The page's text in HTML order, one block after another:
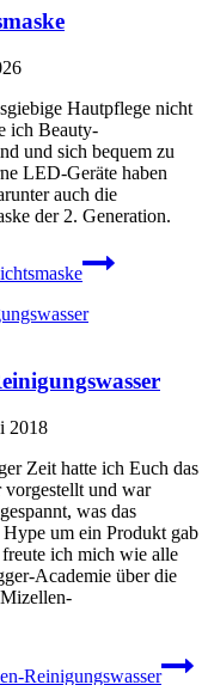
Hautpflege nicht
ich Beauty-
und sich bequem zu
LED-Geräte haben
auch die
der 2. Generation.
2018
Zeit hatte ich Euch das
und war
was das
um ein Produkt gab
ich mich wie alle
Academie über die
Reinigungswasser